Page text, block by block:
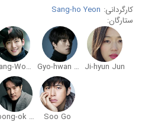
کارگردانی: Sang-ho Yeon
ستارگان:
Ji-hyun Jun
Gyo-hwan Koo
Chang-Wook Ji
Soo Go
Joong-ok Lee